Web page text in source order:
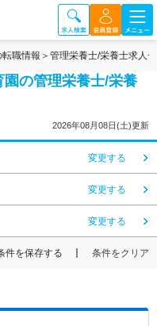
職情報 管理栄養士/栄養士求人
の管理栄養士/栄養
2026年08月08日(土)更新
変更する
変更する
変更する
件を保存する 条件をクリア